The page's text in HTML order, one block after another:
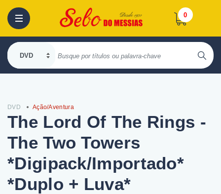
0
DVD Ação/Aventura
The Lord Of The Rings -
The Two Towers
*Digipack/Importado*
*Duplo + Luva*